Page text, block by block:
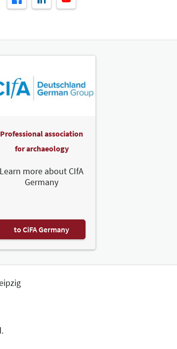
Professional association
for archaeology
Learn more about CIfA
Germany
to CiFA Germany